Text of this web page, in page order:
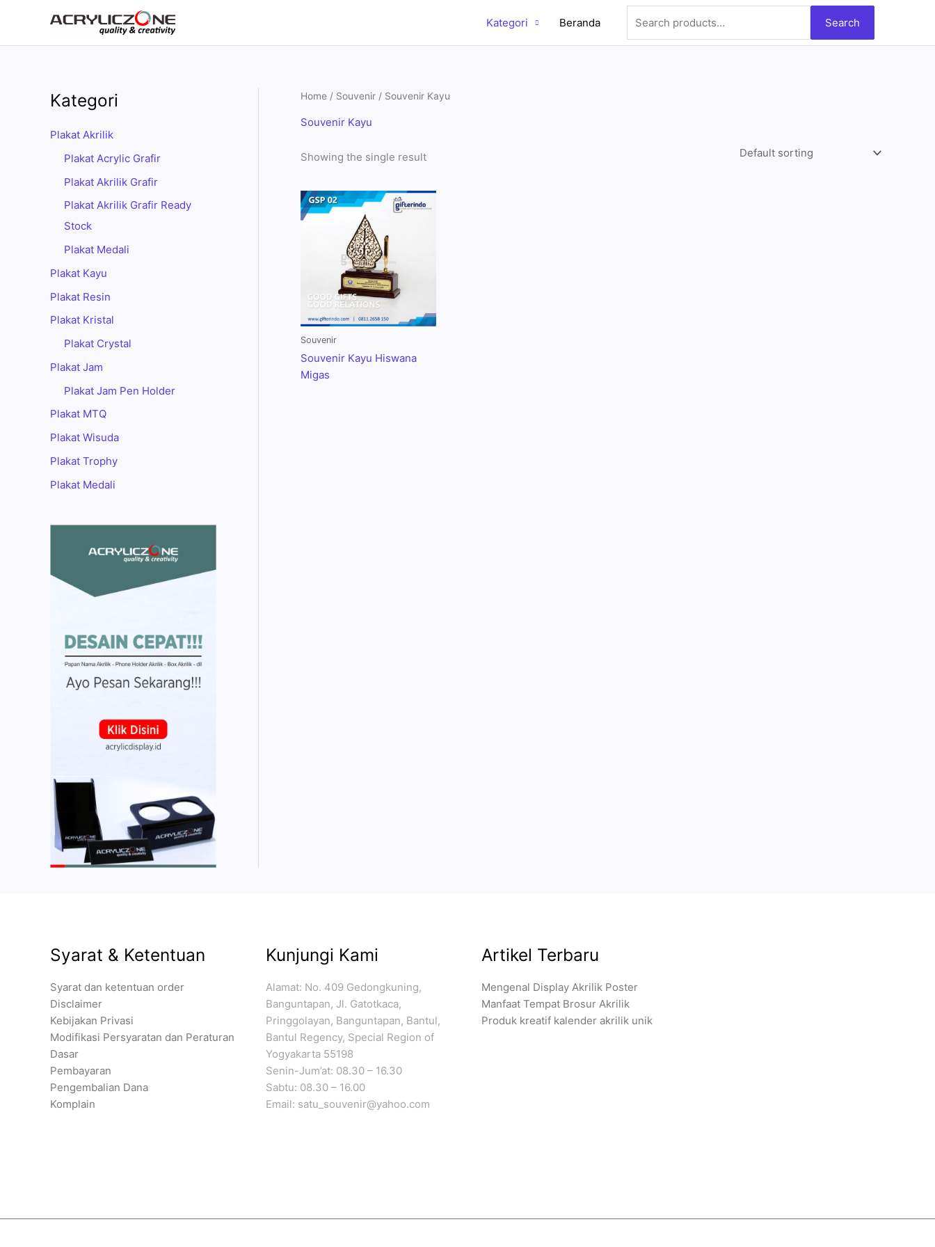
Kategori Beranda
Search
for:
Search
Kategori
Plakat Akrilik
Plakat Acrylic Grafir
Plakat Akrilik Grafir
Plakat Akrilik Grafir Ready
Stock
Plakat Medali
Plakat Kayu
Plakat Resin
Plakat Kristal
Plakat Crystal
Plakat Jam
Plakat Jam Pen Holder
Plakat MTQ
Plakat Wisuda
Plakat Trophy
Plakat Medali
Home / Souvenir / Souvenir Kayu
Souvenir Kayu
Showing the single result
Souvenir
Souvenir Kayu Hiswana
Migas
Syarat & Ketentuan
Syarat dan ketentuan order
Disclaimer
Kebijakan Privasi
Modifikasi Persyaratan dan Peraturan
Dasar
Pembayaran
Pengembalian Dana
Komplain
Kunjungi Kami
Alamat: No. 409 Gedongkuning,
Banguntapan, Jl. Gatotkaca,
Pringgolayan, Banguntapan, Bantul,
Bantul Regency, Special Region of
Yogyakarta 55198
Senin-Jum’at: 08.30 – 16.30
Sabtu: 08.30 – 16.00
Email: satu_souvenir@yahoo.com
Artikel Terbaru
Mengenal Display Akrilik Poster
Manfaat Tempat Brosur Akrilik
Produk kreatif kalender akrilik unik